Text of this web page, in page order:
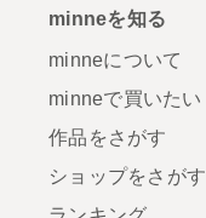
minneを知る
minneについて
minneで買いたい
作品をさがす
ショップをさがす